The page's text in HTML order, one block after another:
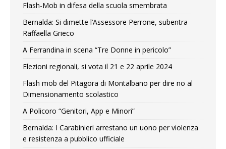
Flash-Mob in difesa della scuola smembrata
Bernalda: Si dimette l’Assessore Perrone, subentra
Raffaella Grieco
A Ferrandina in scena “Tre Donne in pericolo”
Elezioni regionali, si vota il 21 e 22 aprile 2024
Flash mob del Pitagora di Montalbano per dire no al
Dimensionamento scolastico
A Policoro “Genitori, App e Minori”
Bernalda: I Carabinieri arrestano un uono per violenza
e resistenza a pubblico ufficiale